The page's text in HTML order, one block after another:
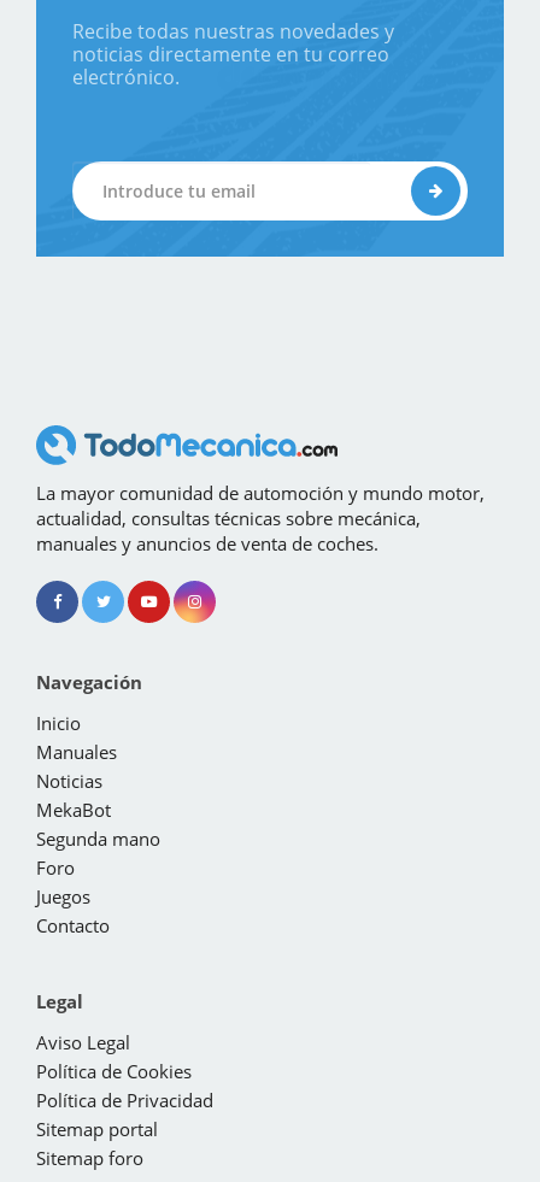
Recibe todas nuestras novedades y
noticias directamente en tu correo
electrónico.
La mayor comunidad de automoción y mundo motor,
actualidad, consultas técnicas sobre mecánica,
manuales y anuncios de venta de coches.
Navegación
Inicio
Manuales
Noticias
MekaBot
Segunda mano
Foro
Juegos
Contacto
Legal
Aviso Legal
Política de Cookies
Política de Privacidad
Sitemap portal
Sitemap foro